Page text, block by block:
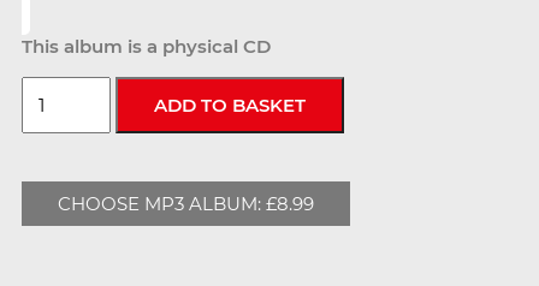
This album is a physical CD
CHOOSE MP3 ALBUM: £8.99